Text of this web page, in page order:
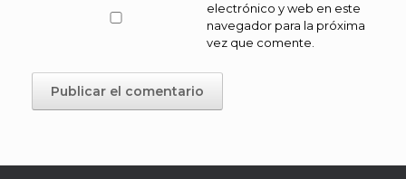
electrónico y web en este
navegador para la próxima
vez que comente.